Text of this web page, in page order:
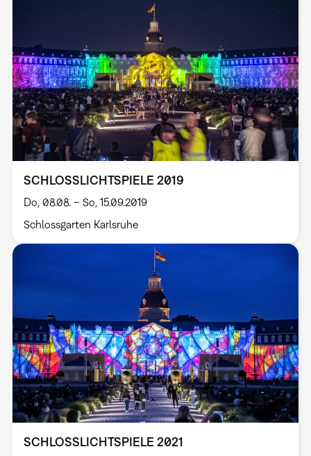
SCHLOSSLICHTSPIELE 2019
Do, 08.08. – So, 15.09.2019
Schlossgarten Karlsruhe
SCHLOSSLICHTSPIELE 2021